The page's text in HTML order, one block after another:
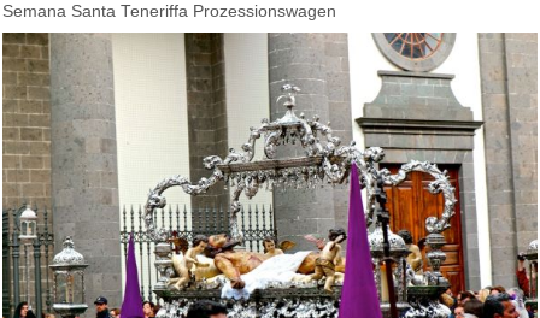
Semana Santa Teneriffa Prozessionswagen